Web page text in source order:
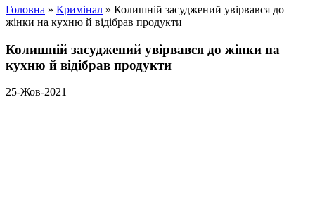
Головна » Кримінал » Колишній засуджений увірвався до
жінки на кухню й відібрав продукти
Колишній засуджений увірвався до жінки на
кухню й відібрав продукти
25-Жов-2021